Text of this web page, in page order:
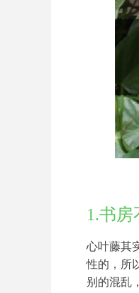
1.书房
心叶藤其
性的，所
别的混乱